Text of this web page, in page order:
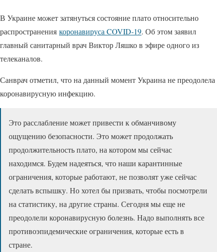
В Украине может затянуться состояние плато относительно
распространения коронавируса COVID-19. Об этом заявил
главный санитарный врач Виктор Ляшко в эфире одного из
телеканалов.
Санврач отметил, что на данный момент Украина не преодолела
коронавирусную инфекцию.
Это расслабление может привести к обманчивому
ощущению безопасности. Это может продолжать
продолжительность плато, на котором мы сейчас
находимся. Будем надеяться, что наши карантинные
ограничения, которые работают, не позволят уже сейчас
сделать вспышку. Но хотел бы призвать, чтобы посмотрели
на статистику, на другие страны. Сегодня мы еще не
преодолели коронавирусную болезнь. Надо выполнять все
противоэпидемические ограничения, которые есть в
стране.